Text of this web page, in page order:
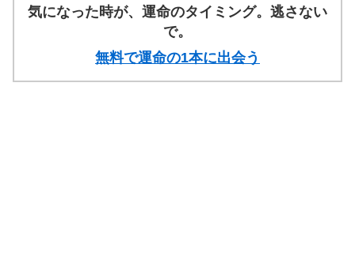
気になった時が、運命のタイミング。逃さない
で。
無料で運命の1本に出会う